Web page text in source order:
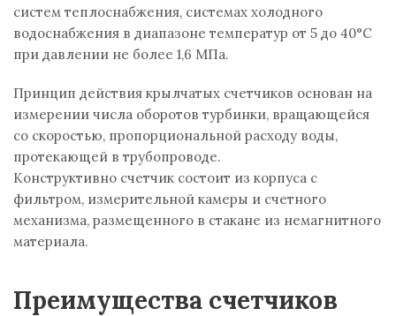
систем теплоснабжения, системах холодного
водоснабжения в диапазоне температур от 5 до 40°С
при давлении не более 1,6 МПа.
Принцип действия крылчатых счетчиков основан на
измерении числа оборотов турбинки, вращающейся
со скоростью, пропорциональной расходу воды,
протекающей в трубопроводе.
Конструктивно счетчик состоит из корпуса с
фильтром, измерительной камеры и счетного
механизма, размещенного в стакане из немагнитного
материала.
Преимущества счетчиков